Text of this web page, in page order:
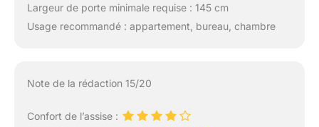
Largeur de porte minimale requise : 145 cm
Usage recommandé : appartement, bureau, chambre
Note de la rédaction 15/20
Confort de l’assise :